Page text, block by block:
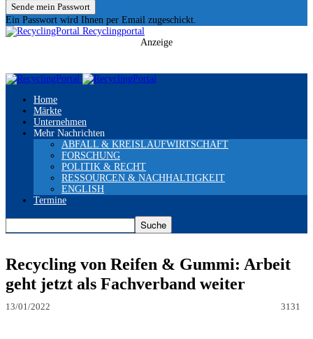
Ein Passwort wird Ihnen per Email zugeschickt.
Recyclingportal
Anzeige
Home
Märkte
Unternehmen
Mehr Nachrichten
ABFALL & KREISLAUFWIRTSCHAFT
FORSCHUNG
POLITIK & RECHT
RESSOURCEN & NACHHALTIGKEIT
ENGLISH
Termine
Recycling von Reifen & Gummi: Arbeit
geht jetzt als Fachverband weiter
13/01/2022 3131